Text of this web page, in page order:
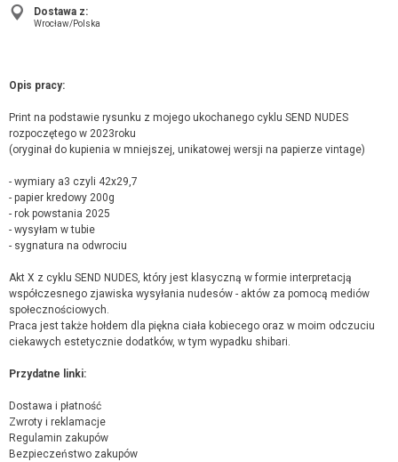
Dostawa z:
Wrocław/Polska
Opis pracy:
Print na podstawie rysunku z mojego ukochanego cyklu SEND NUDES
rozpoczętego w 2023roku
(oryginał do kupienia w mniejszej, unikatowej wersji na papierze vintage)
- wymiary a3 czyli 42x29,7
- papier kredowy 200g
- rok powstania 2025
- wysyłam w tubie
- sygnatura na odwrociu
Akt X z cyklu SEND NUDES, który jest klasyczną w formie interpretacją
współczesnego zjawiska wysyłania nudesów - aktów za pomocą mediów
społecznościowych.
Praca jest także hołdem dla piękna ciała kobiecego oraz w moim odczuciu
ciekawych estetycznie dodatków, w tym wypadku shibari.
Przydatne linki:
Dostawa i płatność
Zwroty i reklamacje
Regulamin zakupów
Bezpieczeństwo zakupów